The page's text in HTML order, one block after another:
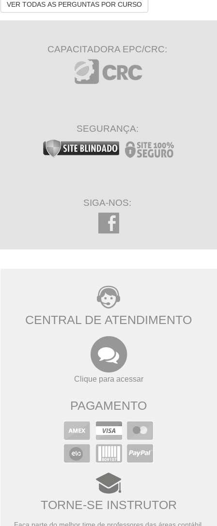
VER TODAS AS PERGUNTAS POR CURSO
CAPACITADORA EPC/CRC:
SEGURANÇA:
SIGA-NOS:
CENTRAL DE ATENDIMENTO
Clique para acessar
PAGAMENTO
TORNE-SE INSTRUTOR